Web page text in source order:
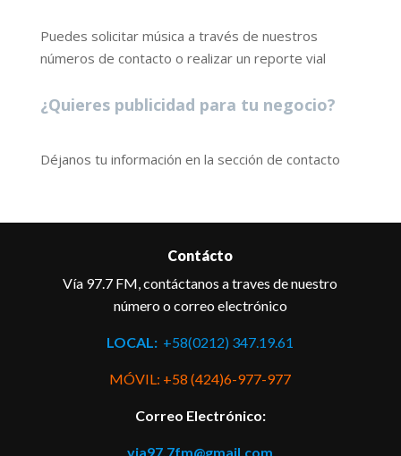
Puedes solicitar música a través de nuestros
números de contacto o realizar un reporte vial
¿Quieres publicidad para tu negocio?
Déjanos tu información en la sección de contacto
Contácto
Vía 97.7 FM, contáctanos a traves de nuestro
número o correo electrónico
LOCAL: +58(0212) 347.19.61
MÓVIL: +58 (424)6-977-977
Correo Electrónico:
via97.7fm@gmail.com